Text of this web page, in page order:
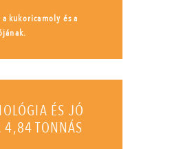
kukoricamoly és a
ÉS JÓ
4,84 TONNÁS